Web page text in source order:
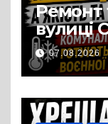
Ремонт
вулиці
Вулицю
для
07.08.2026